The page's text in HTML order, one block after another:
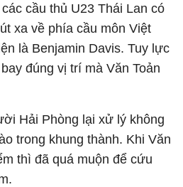
cầu thủ U23 Thái Lan có
xa về phía cầu môn Việt
là Benjamin Davis. Tuy lực
đúng vị trí mà Văn Toản
Hải Phòng lại xử lý không
trong khung thành. Khi Văn
thì đã quá muộn để cứu